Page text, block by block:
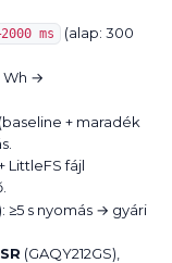
ms
(alap: 300
Wh →
+ maradék
LittleFS fájl
≥5 s nyomás → gyári
(GAQY212GS),